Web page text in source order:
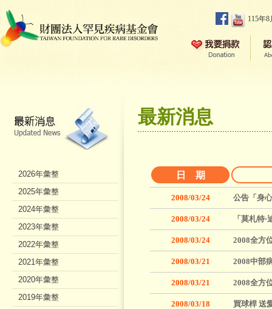
115年
最新消息
日 期
2008/03/24 公告「身
2008/03/24 「莫札特
2008/03/24 2008全方
2008/03/21 2008中部
2008/03/21 2008全方
2008/03/18 買球桿 送
2026年彙整
2025年彙整
2024年彙整
2023年彙整
2022年彙整
2021年彙整
2020年彙整
2019年彙整